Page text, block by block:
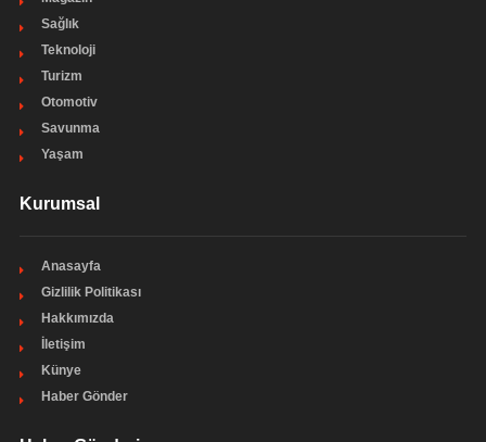
Sağlık
Teknoloji
Turizm
Otomotiv
Savunma
Yaşam
Kurumsal
Anasayfa
Gizlilik Politikası
Hakkımızda
İletişim
Künye
Haber Gönder